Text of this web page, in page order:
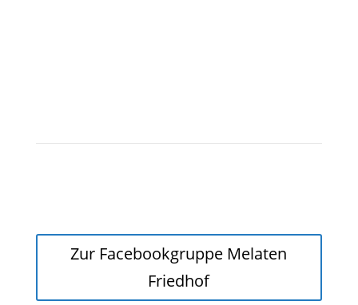
Zur Facebookgruppe Melaten
Friedhof